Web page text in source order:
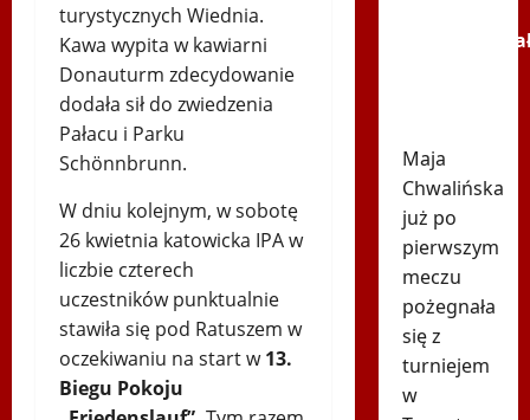
turystycznych Wiednia.
Kawa wypita w kawiarni
Donauturm zdecydowanie
dodała sił do zwiedzenia
Pałacu i Parku
Schönnbrunn.
W dniu kolejnym, w sobotę
26 kwietnia katowicka IPA w
liczbie czterech
uczestników punktualnie
stawiła się pod Ratuszem w
oczekiwaniu na start w13.
Biegu Pokoju
Maja
Chwalińska
już po
pierwszym
meczu
pożegnała
się z
turniejem
w